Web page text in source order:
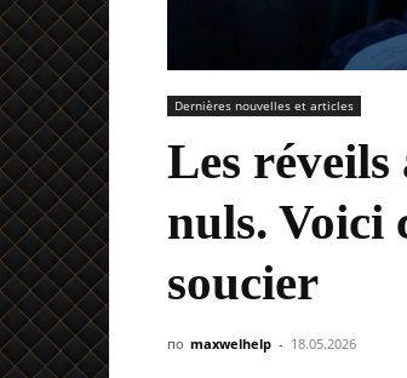
Dernières nouvelles et articles
Les
nuls. Voici
soucier
по maxwelhelp - 18.05.2026